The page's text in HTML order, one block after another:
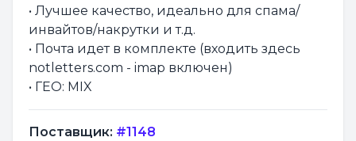
• Лучшее качество, идеально для спама/
инвайтов/накрутки и т.д.
• Почта идет в комплекте (входить здесь
notletters.com - imap включен)
• ГЕО: MIX
Поставщик: #1148